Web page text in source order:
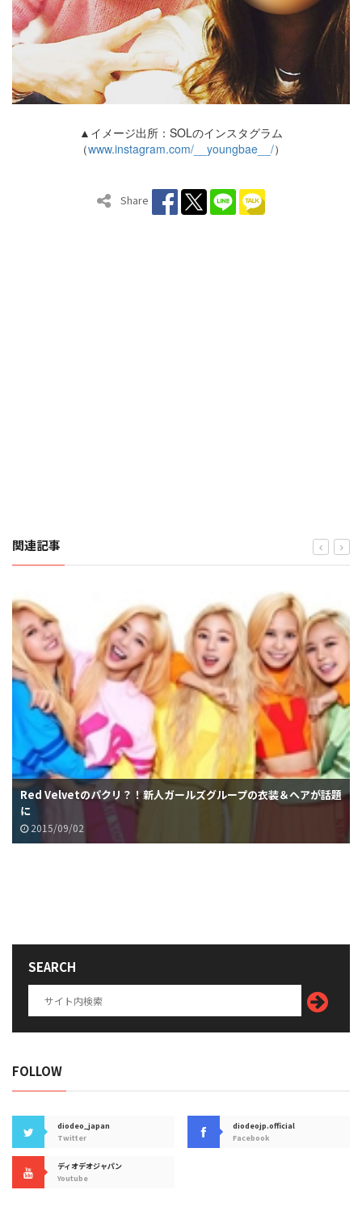
▲イメージ出所：SOLのインスタグラム
（www.instagram.com/__youngbae__/）
Share
関連記事
Red Velvetのパクリ？！新人ガールズグループの衣装＆ヘアが話題
に
2015/09/02
SEARCH
FOLLOW
diodeo_japan
Twitter
diodeojp.official
Facebook
ディオデオジャパン
Youtube